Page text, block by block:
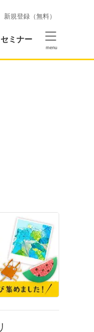
ミナー
新規登録（無料）